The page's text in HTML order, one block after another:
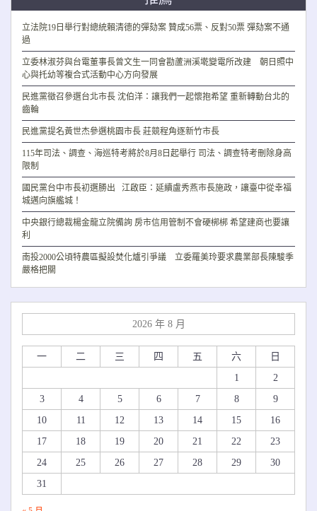
立法院19日舉行對總統賴清德的彈劾案 贊成56票、反對50票 彈劾案不通
過
立委林淑芬與台電董事長曾文生一同會勘蘆洲溪墘變電所改建 朝日照中
心與托幼等複合式活動中心方向發展
民進黨徵召參選台北市長 沈伯洋：讓我們一起懷抱希望 重新轉動台北的
齒輪
民進黨提名黃世杰參選桃園市長 莊競程角逐新竹市長
115年司法、調查、海巡特考將於8月8日起舉行 司法、調查特考刪除身高
限制
國民黨台中市長初選勝出 江啟臣：延續盧秀燕市長施政，讓臺中從幸福
城邁向旗艦城！
中央銀行總裁楊金龍立院備詢 房市信用管制不會硬梆梆 希望建商也要讓
利
南投2000公頃特農區擬設焚化爐引爭議 立委羅美玲要求農業部長陳駿季
嚴格把關
2026 年 8 月
一 二 三 四 五 六
日
1
2
3
4 5 6 7 8
9
10
11 12 13 14 15
16
17
18 19 20 21 22
23
24
25 26 27 28 29
30
31